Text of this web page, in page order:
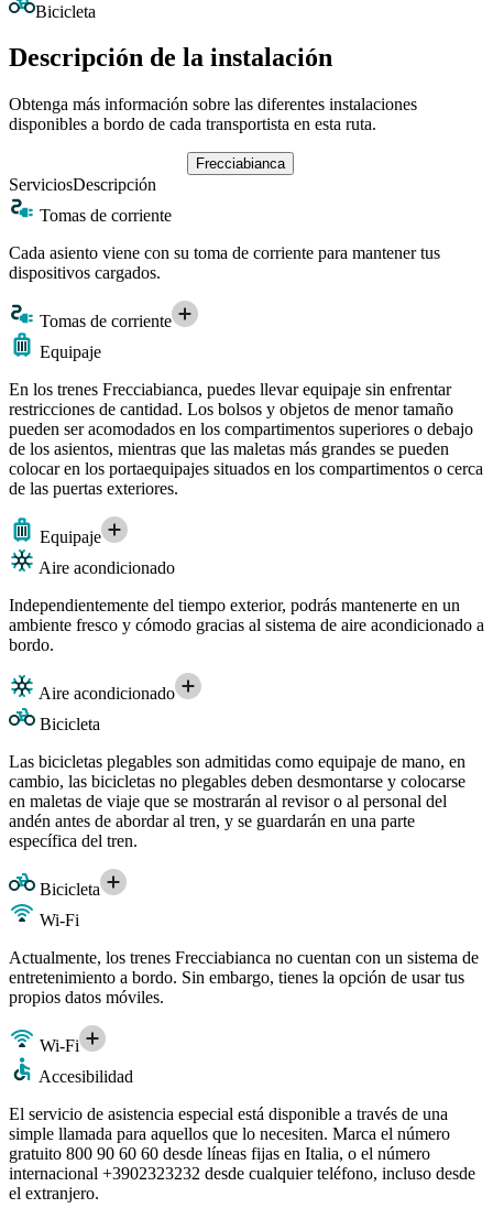
Bicicleta
Descripción de la instalación
Obtenga más información sobre las diferentes instalaciones
disponibles a bordo de cada transportista en esta ruta.
Frecciabianca
ServiciosDescripción
Tomas de corriente
Cada asiento viene con su toma de corriente para mantener tus
dispositivos cargados.
Tomas de corriente
Equipaje
En los trenes Frecciabianca, puedes llevar equipaje sin enfrentar
restricciones de cantidad. Los bolsos y objetos de menor tamaño
pueden ser acomodados en los compartimentos superiores o debajo
de los asientos, mientras que las maletas más grandes se pueden
colocar en los portaequipajes situados en los compartimentos o cerca
de las puertas exteriores.
Equipaje
Aire acondicionado
Independientemente del tiempo exterior, podrás mantenerte en un
ambiente fresco y cómodo gracias al sistema de aire acondicionado a
bordo.
Aire acondicionado
Bicicleta
Las bicicletas plegables son admitidas como equipaje de mano, en
cambio, las bicicletas no plegables deben desmontarse y colocarse
en maletas de viaje que se mostrarán al revisor o al personal del
andén antes de abordar al tren, y se guardarán en una parte
específica del tren.
Bicicleta
Wi-Fi
Actualmente, los trenes Frecciabianca no cuentan con un sistema de
entretenimiento a bordo. Sin embargo, tienes la opción de usar tus
propios datos móviles.
Wi-Fi
Accesibilidad
El servicio de asistencia especial está disponible a través de una
simple llamada para aquellos que lo necesiten. Marca el número
gratuito 800 90 60 60 desde líneas fijas en Italia, o el número
internacional +3902323232 desde cualquier teléfono, incluso desde
el extranjero.